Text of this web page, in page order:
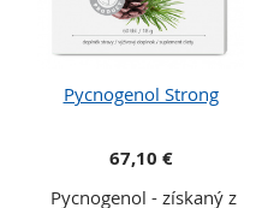
Pycnogenol Strong
67,10 €
Pycnogenol - získaný z